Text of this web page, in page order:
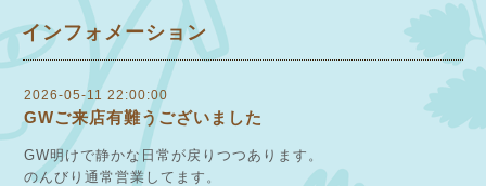
インフォメーション
2026-05-11 22:00:00
GWご来店有難うございました
GW明けで静かな日常が戻りつつあります。
のんびり通常営業してます。